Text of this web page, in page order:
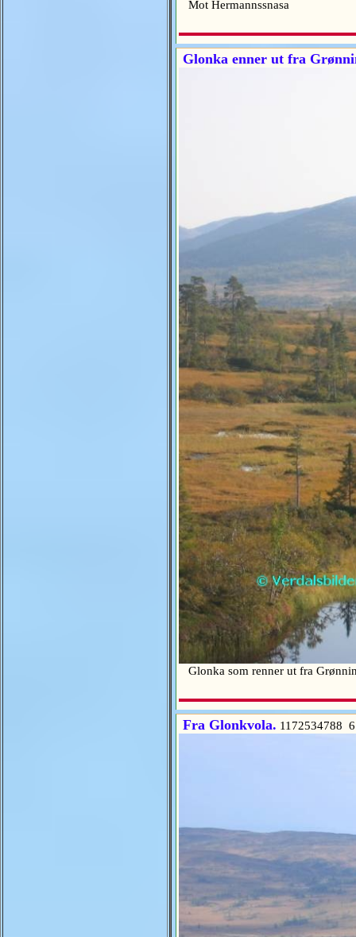
Mot Hermannssnasa
Glonka enner ut fra
Glonka som renner ut fra
Fra Glonkvola. 1172534788 6